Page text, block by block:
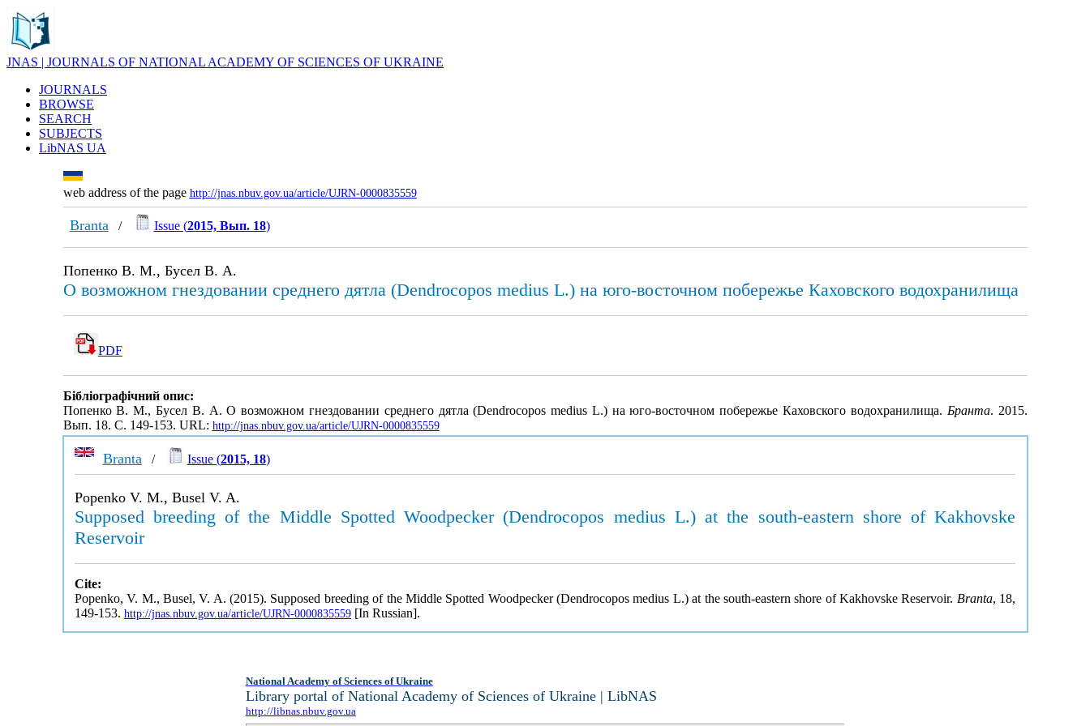
JNAS | JOURNALS OF NATIONAL ACADEMY OF SCIENCES OF UKRAINE
JOURNALS
BROWSE
SEARCH
SUBJECTS
LibNAS UA
web address of the page http://jnas.nbuv.gov.ua/article/UJRN-0000835559
Branta / Issue (2015, Вып. 18)
Попенко В. М., Бусел В. А.
О возможном гнездовании среднего дятла (Dendrocopos medius L.) на юго-восточном побережье Каховского водохранилища
PDF
Бібліографічний опис:
Попенко В. М., Бусел В. А. О возможном гнездовании среднего дятла (Dendrocopos medius L.) на юго-восточном побережье Каховского водохранилища. Бранта. 2015.
Вып. 18. С. 149-153. URL: http://jnas.nbuv.gov.ua/article/UJRN-0000835559
Branta / Issue (2015, 18)
Popenko V. M., Busel V. A.
Supposed breeding of the Middle Spotted Woodpecker (Dendrocopos medius L.) at the south-eastern shore of Kakhovske
Reservoir
Cite:
Popenko, V. M., Busel, V. A. (2015). Supposed breeding of the Middle Spotted Woodpecker (Dendrocopos medius L.) at the south-eastern shore of Kakhovske Reservoir. Branta, 18,
149-153. http://jnas.nbuv.gov.ua/article/UJRN-0000835559[In Russian].
National Academy of Sciences of Ukraine
Library portal of National Academy of Sciences of Ukraine | LibNAS
http://libnas.nbuv.gov.ua